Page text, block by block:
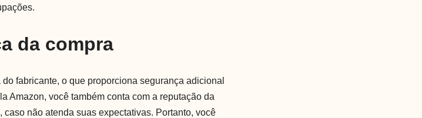
da compra
fabricante, o que proporciona segurança adicional
Amazon, você também conta com a reputação da
não atenda suas expectativas. Portanto, você